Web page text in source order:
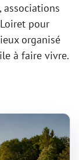
associations
pour
organisé
à faire vivre.